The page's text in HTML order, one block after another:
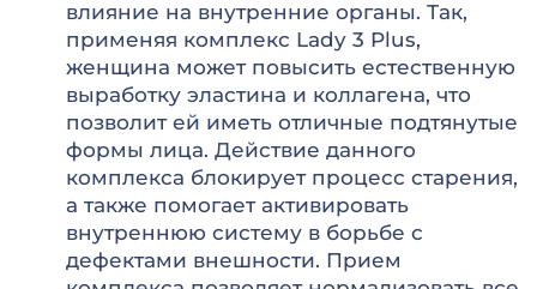
влияние на внутренние органы. Так,
применяя комплекс Lady 3 Plus,
женщина может повысить естественную
выработку эластина и коллагена, что
позволит ей иметь отличные подтянутые
формы лица. Действие данного
комплекса блокирует процесс старения,
а также помогает активировать
внутреннюю систему в борьбе с
дефектами внешности. Прием